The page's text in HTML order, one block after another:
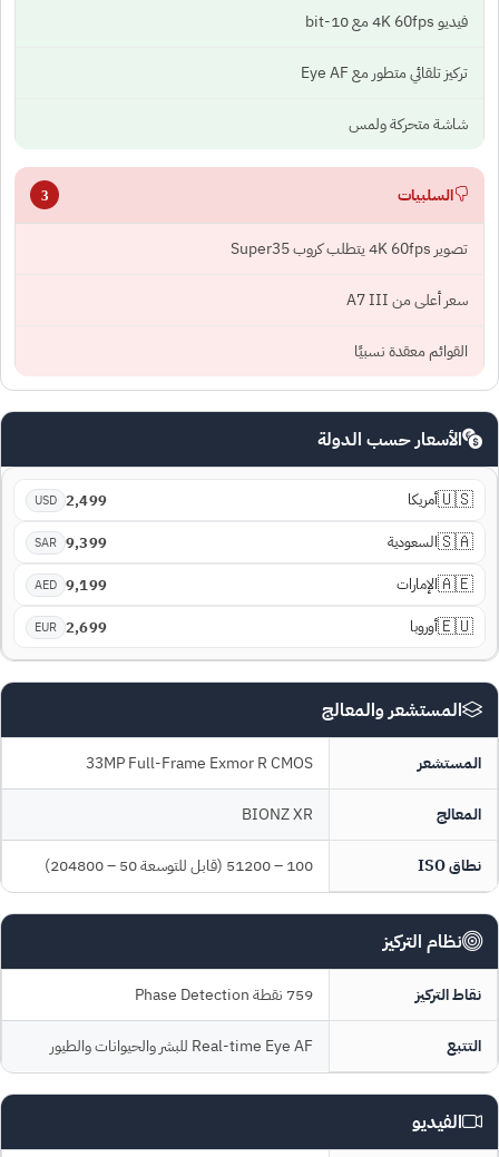
فيديو 4K 60fps مع 10-bit
تركيز تلقائي متطور مع Eye AF
شاشة متحركة ولمس
السلبيات 3
تصوير 4K 60fps يتطلب كروب Super35
سعر أعلى من A7 III
القوائم معقدة نسبيًا
الأسعار حسب الدولة
🇺🇸أمريكا 2,499
USD
🇸🇦السعودية 9,399
SAR
🇦🇪الإمارات 9,199
AED
🇪🇺أوروبا 2,699
EUR
المستشعر والمعالج
المستشعر 33MP Full-Frame Exmor R CMOS
المعالج BIONZ XR
نطاق ISO 100 – 51200 (قابل للتوسعة 50 – 204800)
نظام التركيز
نقاط التركيز 759 نقطة Phase Detection
التتبع Real-time Eye AF للبشر والحيوانات والطيور
الفيديو